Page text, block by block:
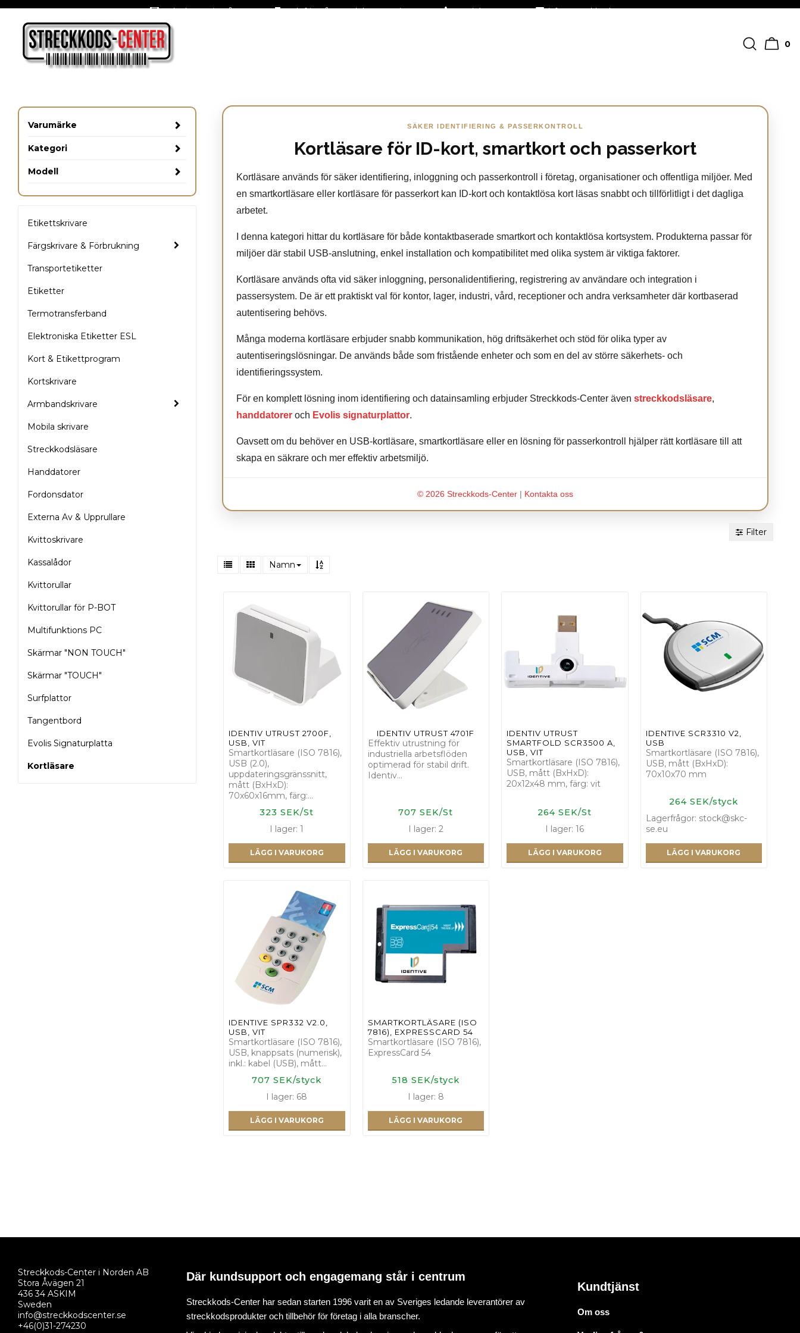
Oslagbara priser året om Fraktfritt på stora delar av sortimentet +46 (0)31-27 42 30 info@streckkodscenter.se
0
Varumärke
IDENTIVE
Kategori
Kortläsare
Modell
SCR3310
SCR3340
SPR332 v2.0
st 4701F
uTrust 2700
Etikettskrivare
Färgskrivare & Förbrukning
Transportetiketter
Etiketter
Termotransferband
Elektroniska Etiketter ESL
Kort & Etikettprogram
Kortskrivare
Armbandskrivare
Mobila skrivare
Streckkodsläsare
Handdatorer
Fordonsdator
Externa Av & Upprullare
Kvittoskrivare
Kassalådor
Kvittorullar
Kvittorullar för P-BOT
Multifunktions PC
Skärmar "NON TOUCH"
Skärmar "TOUCH"
Surfplattor
Tangentbord
Evolis Signaturplatta
Kortläsare
SÄKER IDENTIFIERING & PASSERKONTROLL
Kortläsare för ID-kort, smartkort och passerkort
Kortläsare används för säker identifiering, inloggning och passerkontroll i företag, organisationer och offentliga miljöer. Med
en smartkortläsare eller kortläsare för passerkort kan ID-kort och kontaktlösa kort läsas snabbt och tillförlitligt i det dagliga
arbetet.
I denna kategori hittar du kortläsare för både kontaktbaserade smartkort och kontaktlösa kortsystem. Produkterna passar för
miljöer där stabil USB-anslutning, enkel installation och kompatibilitet med olika system är viktiga faktorer.
Kortläsare används ofta vid säker inloggning, personalidentifiering, registrering av användare och integration i
passersystem. De är ett praktiskt val för kontor, lager, industri, vård, receptioner och andra verksamheter där kortbaserad
autentisering behövs.
Många moderna kortläsare erbjuder snabb kommunikation, hög driftsäkerhet och stöd för olika typer av
autentiseringslösningar. De används både som fristående enheter och som en del av större säkerhets- och
identifieringssystem.
För en komplett lösning inom identifiering och datainsamling erbjuder Streckkods-Center även streckkodsläsare,
handdatorer och Evolis signaturplattor.
Oavsett om du behöver en USB-kortläsare, smartkortläsare eller en lösning för passerkontroll hjälper rätt kortläsare till att
skapa en säkrare och mer effektiv arbetsmiljö.
© 2026 Streckkods-Center | Kontakta oss
Filter
Namn
IDENTIV UTRUST 2700F,
USB, VIT
Smartkortläsare (ISO 7816),
USB (2.0),
uppdateringsgränssnitt,
mått (BxHxD):
70x60x16mm, färg:…
323 SEK/St
I lager: 1
LÄGG I VARUKORG
IDENTIV UTRUST 4701F
Effektiv utrustning för
industriella arbetsflöden
optimerad för stabil drift.
Identiv…
707 SEK/St
I lager: 2
LÄGG I VARUKORG
IDENTIV UTRUST
SMARTFOLD SCR3500 A,
USB, VIT
Smartkortläsare (ISO 7816),
USB, mått (BxHxD):
20x12x48 mm, färg: vit
264 SEK/St
I lager: 16
LÄGG I VARUKORG
IDENTIVE SCR3310 V2,
USB
Smartkortläsare (ISO 7816),
USB, mått (BxHxD):
70x10x70 mm
264 SEK/styck
Lagerfrågor: stock@skc-
se.eu
LÄGG I VARUKORG
IDENTIVE SPR332 V2.0,
USB, VIT
Smartkortläsare (ISO 7816),
USB, knappsats (numerisk),
inkl.: kabel (USB), mått…
707 SEK/styck
I lager: 68
LÄGG I VARUKORG
SMARTKORTLÄSARE (ISO
7816), EXPRESSCARD 54
Smartkortläsare (ISO 7816),
ExpressCard 54
518 SEK/styck
I lager: 8
LÄGG I VARUKORG
Streckkods-Center i Norden AB
Stora Åvägen 21
436 34 ASKIM
Sweden
info@streckkodscenter.se
+46(0)31-274230
Där kundsupport och engagemang står i centrum
Streckkods-Center har sedan starten 1996 varit en av Sveriges ledande leverantörer av
streckkodsprodukter och tillbehör för företag i alla branscher.
Kundtjänst
Om oss